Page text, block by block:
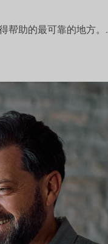
帮助的最可靠的地方。.